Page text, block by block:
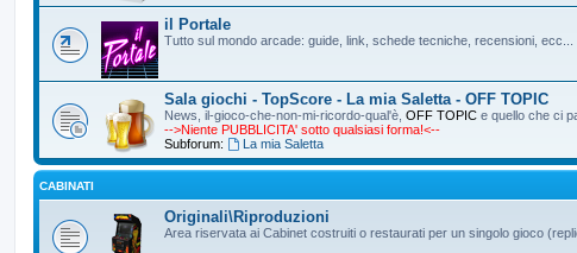
il Portale
Tutto sul mondo arcade: guide, link, schede tecniche, recensioni, ecc...
Sala giochi - TopScore - La mia Saletta - OFF TOPIC
News, il-gioco-che-non-mi-ricordo-qual'è, OFF TOPIC e quello che ci
-->Niente PUBBLICITA' sotto qualsiasi forma!<--
Subforum:
La mia Saletta
CABINATI
Originali\Riproduzioni
Area riservata ai Cabinet costruiti o restaurati per un singolo gioco